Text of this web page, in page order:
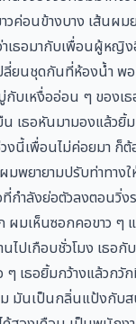
าวค่อนข้างบาง เส้น
เธอมากับเพื่อนผู้หญิ
ปลี่ยนชุดกันที่ห้องน้ำ
เหงื่ออ่อน ๆ ของเธ
เธอหันมามองแล้วยิ้
ช่วงนี้เพื่อนไม่ค่อยมา
มพยายามปรับท่าท
ำลังย่อตัวลงตอนวิ่
มเห็นซอกคอขาว ๆ
ไปเกือบชั่วโมง เธ
ๆ เธอยิ้มกว้างแล้วก
มันเป็นกลิ่นแป้งกับ